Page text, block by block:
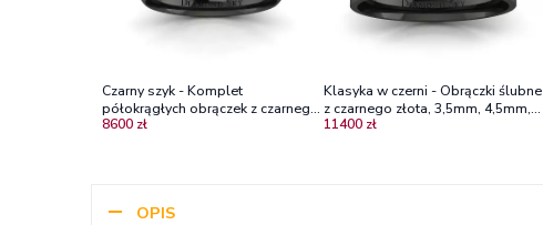
Czarny szyk - Komplet
półokrągłych obrączek z czarnego
złota
8600 zł
Klasyka w czerni - Obrączki ślubne
z czarnego złota, 3,5mm, 4,5mm,
Diamond Sky
11400 zł
OPIS